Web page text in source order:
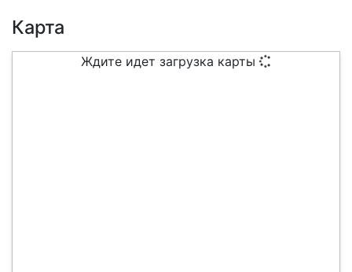
Карта
Ждите идет загрузка карты